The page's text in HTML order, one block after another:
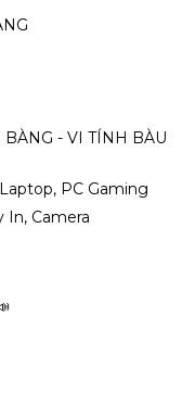
- VI TÍNH BÀU
PC Gaming
In, Camera